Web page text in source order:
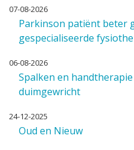
07-08-2026
Parkinson patiënt beter
gespecialiseerde
06-08-2026
Spalken en
duimgewricht
24-12-2025
Oud en Nieuw